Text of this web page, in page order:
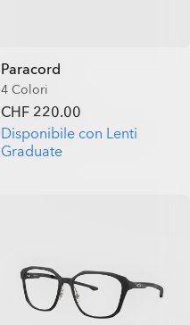
Paracord
4 Colori
CHF 220.00
Disponibile con Lenti
Graduate